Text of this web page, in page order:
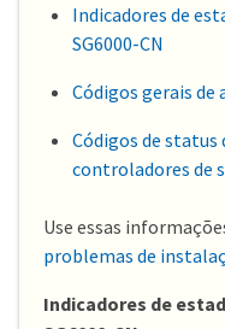
Indicadores de
SG6000-CN
Códigos gerais de
Códigos de status
controladores de
Use essas
problemas de
Indicadores de